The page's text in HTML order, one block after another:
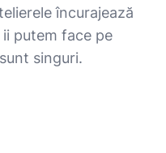
încurajează
putem face pe
singuri.